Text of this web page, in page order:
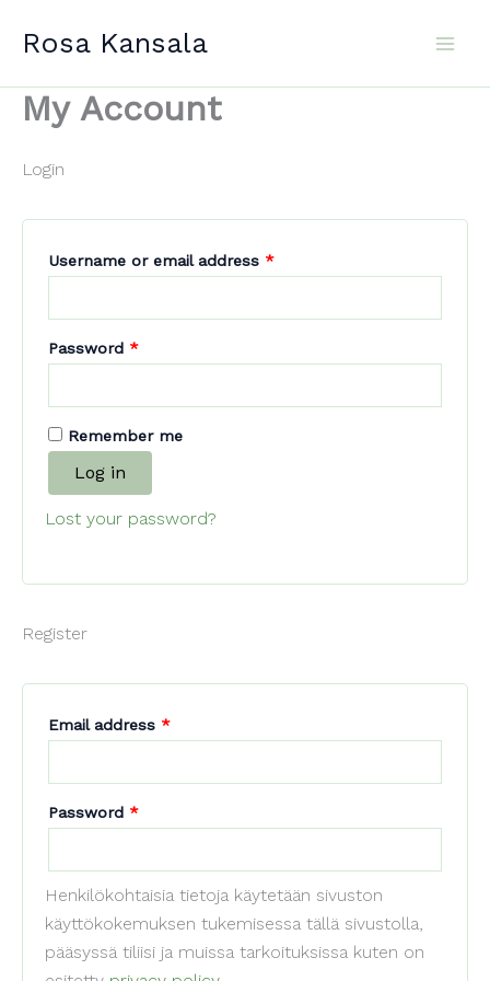
Rosa Kansala
My Account
Login
Username or email address *Required
Password *Required
Remember me
Log in
Lost your password?
Register
Email address *Required
Password *Required
Henkilökohtaisia tietoja käytetään sivuston
käyttökokemuksen tukemisessa tällä sivustolla,
pääsyssä tiliisi ja muissa tarkoituksissa kuten on